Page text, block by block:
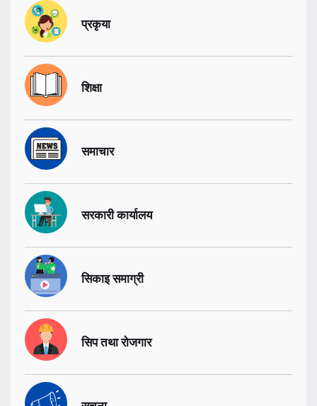
प्रकृया
शिक्षा
समाचार
सरकारी कार्यालय
सिकाइ समाग्री
सिप तथा रोजगार